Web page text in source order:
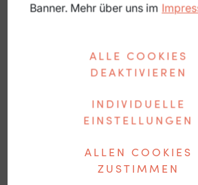
Banner. Mehr über uns im
ALLE COOKIES
DEAKTIVIEREN
INDIVIDUELLE
EINSTELLUNGEN
ALLEN COOKIES
ZUSTIMMEN